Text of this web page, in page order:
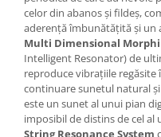
Subwoofere de studio
Tratament acustic
Lumini si efecte
Accesorii pentru lumini
Bare Led
Cabluri de Alimentare
celor din abanos și fildeș,
aderență îmbunătățită și un
Multi Dimensional
Intelligent Resonator) de
reproduce vibrațiile regăsite
continuare sunetul natural și
este un sunet al unui pian
imposibil de distins de cel al
String Resonance System